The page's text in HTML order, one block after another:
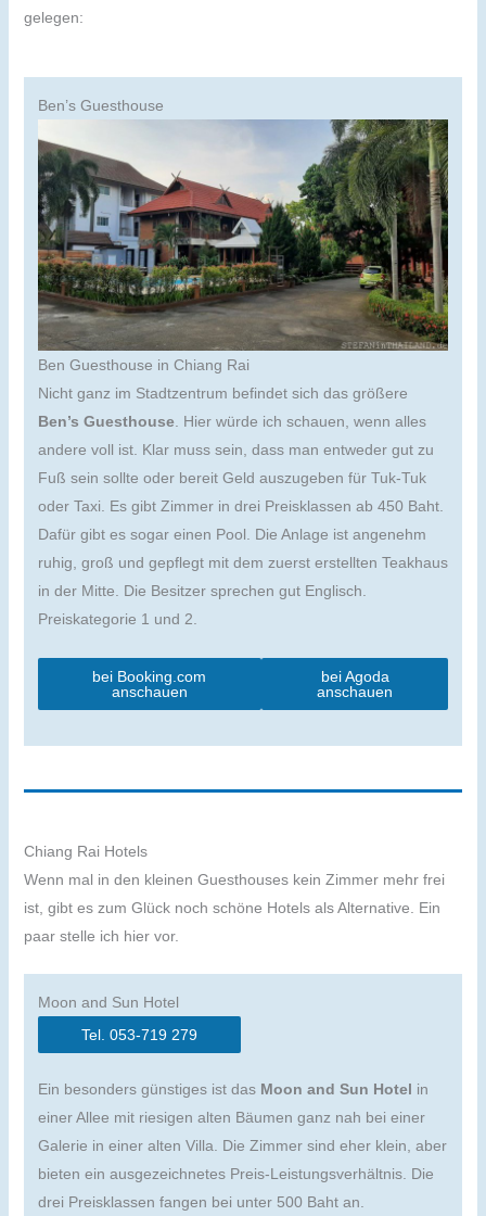
gelegen:
Ben’s Guesthouse
Ben Guesthouse in Chiang Rai
Nicht ganz im Stadtzentrum befindet sich das größere
Ben’s Guesthouse. Hier würde ich schauen, wenn alles
andere voll ist. Klar muss sein, dass man entweder gut zu
Fuß sein sollte oder bereit Geld auszugeben für Tuk-Tuk
oder Taxi. Es gibt Zimmer in drei Preisklassen ab 450 Baht.
Dafür gibt es sogar einen Pool. Die Anlage ist angenehm
ruhig, groß und gepflegt mit dem zuerst erstellten Teakhaus
in der Mitte. Die Besitzer sprechen gut Englisch.
Preiskategorie 1 und 2.
bei Booking.com
anschauen
bei Agoda
anschauen
Chiang Rai Hotels
Wenn mal in den kleinen Guesthouses kein Zimmer mehr frei
ist, gibt es zum Glück noch schöne Hotels als Alternative. Ein
paar stelle ich hier vor.
Moon and Sun Hotel
Tel. 053-719 279
Ein besonders günstiges ist das Moon and Sun Hotel in
einer Allee mit riesigen alten Bäumen ganz nah bei einer
Galerie in einer alten Villa. Die Zimmer sind eher klein, aber
bieten ein ausgezeichnetes Preis-Leistungsverhältnis. Die
drei Preisklassen fangen bei unter 500 Baht an.